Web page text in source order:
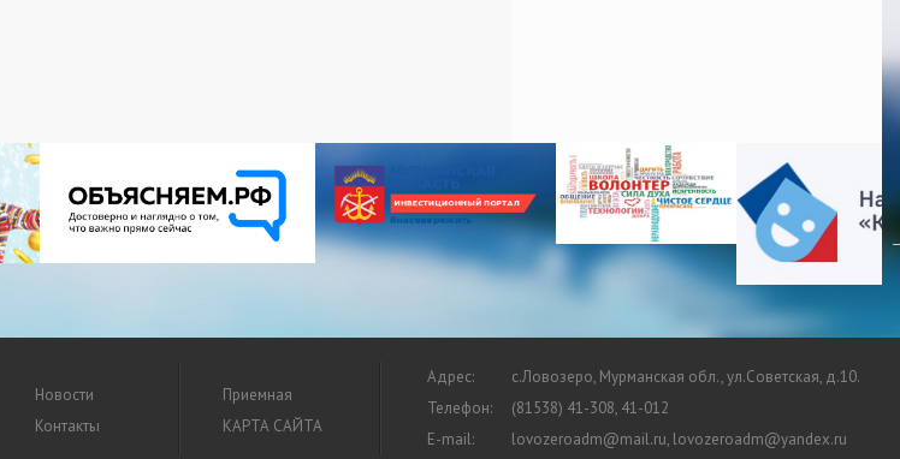
Адрес:
с.Ловозеро, Мурманская обл., ул.Советская, д.10.
Телефон:
(81538) 41-308, 41-012
E-mail:
lovozeroadm@mail.ru, lovozeroadm@yandex.ru
Новости
Контакты
Приемная
КАРТА САЙТА